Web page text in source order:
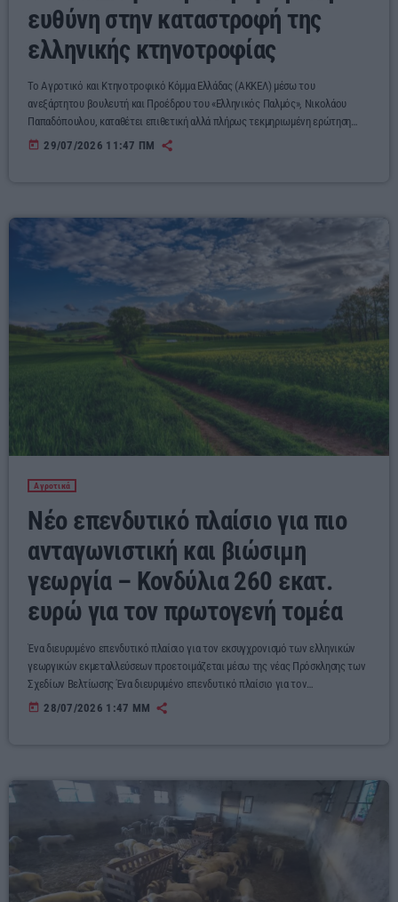
ευθύνη στην καταστροφή της
ελληνικής κτηνοτροφίας
Το Αγροτικό και Κτηνοτροφικό Κόμμα Ελλάδας (ΑΚΚΕΛ) μέσω του
ανεξάρτητου βουλευτή και Προέδρου του «Ελληνικός Παλμός», Νικολάου
Παπαδόπουλου, καταθέτει επιθετική αλλά πλήρως τεκμηριωμένη ερώτηση
προς τον Υπουργό Αγροτικής Ανάπτυξης και Τροφίμων Μαργαρίτη
today 29/07/2026 11:47 ΠΜ
Αγροτικά
Νέο επενδυτικό πλαίσιο για πιο
ανταγωνιστική και βιώσιμη
γεωργία – Κονδύλια 260 εκατ.
ευρώ για τον πρωτογενή τομέα
Ένα διευρυμένο επενδυτικό πλαίσιο για τον εκσυγχρονισμό των ελληνικών
γεωργικών εκμεταλλεύσεων προετοιμάζεται μέσω της νέας Πρόσκλησης των
Σχεδίων Βελτίωσης Ένα διευρυμένο επενδυτικό πλαίσιο για τον
εκσυγχρονισμό των ελληνικών γεωργικών εκμεταλλεύσεων προετοιμάζεται
today 28/07/2026 1:47 ΜΜ